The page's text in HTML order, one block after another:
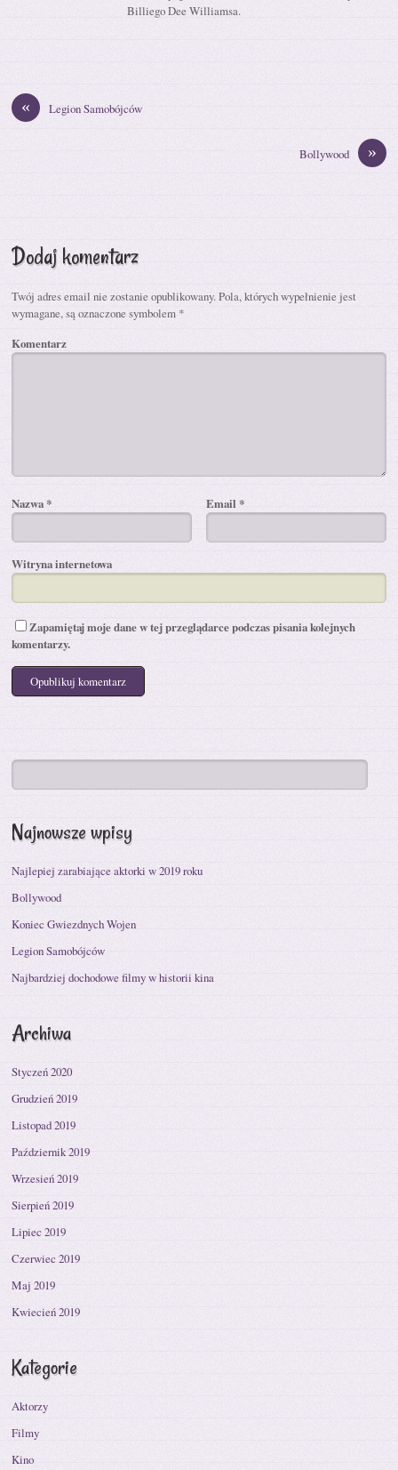
Billiego Dee Williamsa.
« Legion Samobójców
»
Bollywood
Dodaj komentarz
Twój adres email nie zostanie opublikowany.Pola, których wypełnienie jest
wymagane, są oznaczone symbolem *
Komentarz
Nazwa* Email *
Witryna internetowa
Zapamiętaj moje dane w tej przeglądarce podczas pisania kolejnych
komentarzy.
Najnowsze wpisy
Najlepiej zarabiające aktorki w 2019 roku
Bollywood
Koniec Gwiezdnych Wojen
Legion Samobójców
Najbardziej dochodowe filmy w historii kina
Archiwa
Styczeń 2020
Grudzień 2019
Listopad 2019
Październik 2019
Wrzesień 2019
Sierpień 2019
Lipiec 2019
Czerwiec 2019
Maj 2019
Kwiecień 2019
Kategorie
Aktorzy
Filmy
Kino